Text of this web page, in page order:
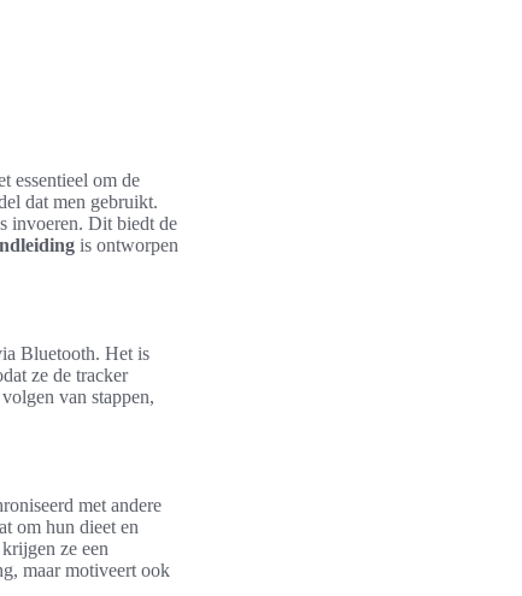
essentieel om de
dat men gebruikt.
invoeren. Dit biedt de
is ontworpen
Bluetooth. Het is
ze de tracker
van stappen,
met andere
om hun dieet en
ze een
maar motiveert ook